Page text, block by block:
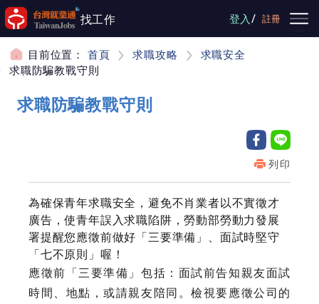
跳到主要內容
找工作 登入/ 註冊
目前位置： 首頁 求職攻略
求職安全
求職防騙教戰守則
求職防騙教戰守則
列印
為確保青年求職安全，避免不肖業者以不實徵才
廣告，使青年誤入求職陷阱，勞動部勞動力發展
署提醒您應徵前做好「三要準備」、面試時堅守
「七不原則」喔！
應徵前「三要準備」包括：面試前告知親友面試
時間、地點，或請親友陪同。檢視要應徵公司的